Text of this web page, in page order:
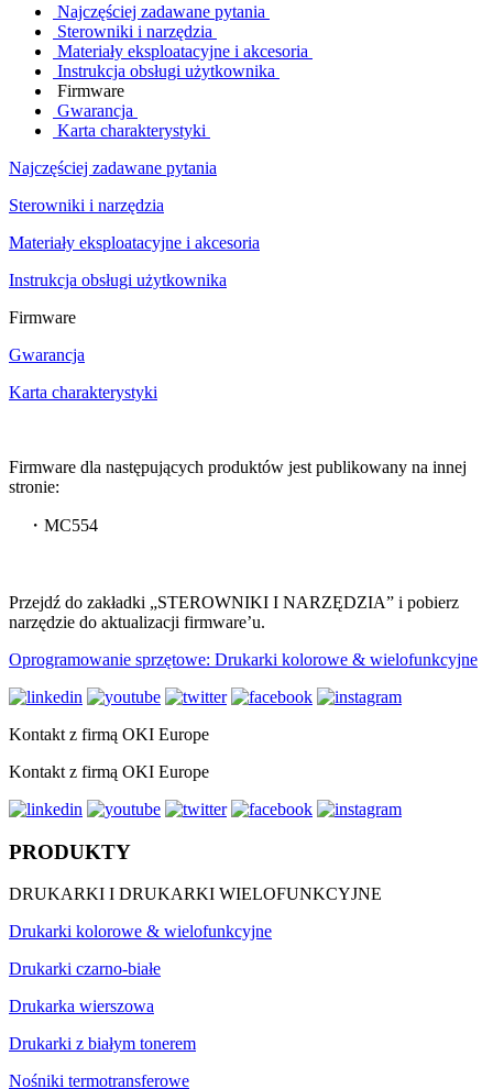
Najczęściej zadawane pytania
Sterowniki i narzędzia
Materiały eksploatacyjne i akcesoria
Instrukcja obsługi użytkownika
Firmware
Gwarancja
Karta charakterystyki
Najczęściej zadawane pytania
Sterowniki i narzędzia
Materiały eksploatacyjne i akcesoria
Instrukcja obsługi użytkownika
Firmware
Gwarancja
Karta charakterystyki
Firmware dla następujących produktów jest publikowany na innej
stronie:
・MC554
Przejdź do zakładki „STEROWNIKI I NARZĘDZIA” i pobierz
narzędzie do aktualizacji firmware’u.
Oprogramowanie sprzętowe: Drukarki kolorowe & wielofunkcyjne
Kontakt z firmą OKI Europe
Kontakt z firmą OKI Europe
PRODUKTY
DRUKARKI I DRUKARKI WIELOFUNKCYJNE
Drukarki kolorowe & wielofunkcyjne
Drukarki czarno-białe
Drukarka wierszowa
Drukarki z białym tonerem
Nośniki termotransferowe